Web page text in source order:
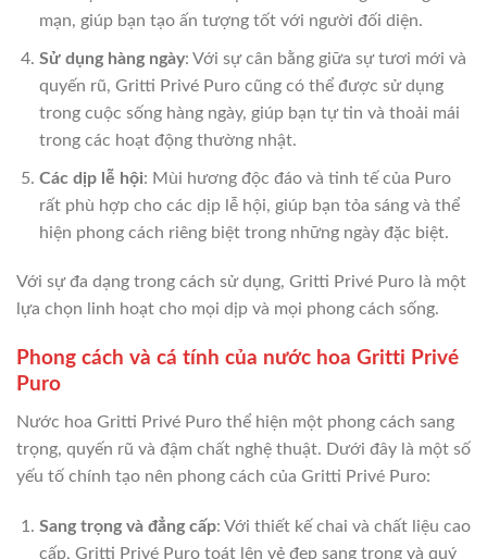
mạn, giúp bạn tạo ấn tượng tốt với người đối diện.
Sử dụng hàng ngày: Với sự cân bằng giữa sự tươi mới và
quyến rũ, Gritti Privé Puro cũng có thể được sử dụng
trong cuộc sống hàng ngày, giúp bạn tự tin và thoải mái
trong các hoạt động thường nhật.
Các dịp lễ hội: Mùi hương độc đáo và tinh tế của Puro
rất phù hợp cho các dịp lễ hội, giúp bạn tỏa sáng và thể
hiện phong cách riêng biệt trong những ngày đặc biệt.
Với sự đa dạng trong cách sử dụng, Gritti Privé Puro là một
lựa chọn linh hoạt cho mọi dịp và mọi phong cách sống.
Phong cách và cá tính của nước hoa Gritti Privé
Puro
Nước hoa Gritti Privé Puro thể hiện một phong cách sang
trọng, quyến rũ và đậm chất nghệ thuật. Dưới đây là một số
yếu tố chính tạo nên phong cách của Gritti Privé Puro:
Sang trọng và đẳng cấp: Với thiết kế chai và chất liệu cao
cấp, Gritti Privé Puro toát lên vẻ đẹp sang trọng và quý